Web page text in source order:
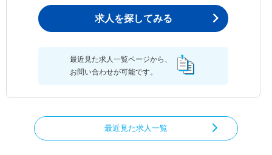
求人を探してみる
最近見た求人一覧ページから、
お問い合わせが可能です。
最近見た求人一覧